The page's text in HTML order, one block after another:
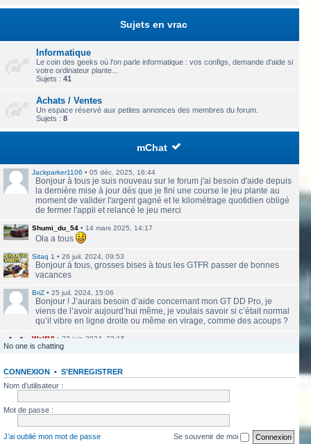
Sujets en vrac
Informatique
Le coin des geeks où l'on parle informatique : vos configs, demande d'aide si
votre ordinateur plante...
Sujets : 41
Achats / Ventes
Un espace réservé aux petites annonces des membres du forum.
Sujets : 8
mChat
Jackparker1106 • 05 déc. 2025, 16:44
Bonjour à tous je suis nouveau sur le forum j'ai besoin d'aide depuis
la dernière mise à jour dès que je fini une course le jeu plante au
moment de valider l'argent gagné et le kilométrage quotidien obligé
de fermer l'appli et relancé le jeu merci
Shumi_du_54 • 14 mars 2025, 14:17
Ola a tous
Sitaq 1 • 26 juil. 2024, 09:53
Bonjour à tous, grosses bises à tous les GTFR passer de bonnes
vacances
BriZ • 25 juil. 2024, 15:06
Bonjour ! J’aurais besoin d’aide concernant mon GT DD Pro, je
viens de l’avoir aujourd’hui même, je voulais savoir si c’était normal
qu’il vibre en ligne droite ou même en virage, comme des acoups ?
Wolf18 • 23 juin 2024, 22:15
Le site a l'air de nouveau actif
labbethoven• 22 mars 2024, 16:12
Salut Jero, merci de ta réponse je vais faire ça
Bethoven tu peux te présenter et créer un topic pour ton sujet, il se
verra plus facilement que dans le chat
No one is chatting
CONNEXION • S’ENREGISTRER
Nom d’utilisateur :
Mot de passe :
J’ai oublié mon mot de passe Se souvenir de moi